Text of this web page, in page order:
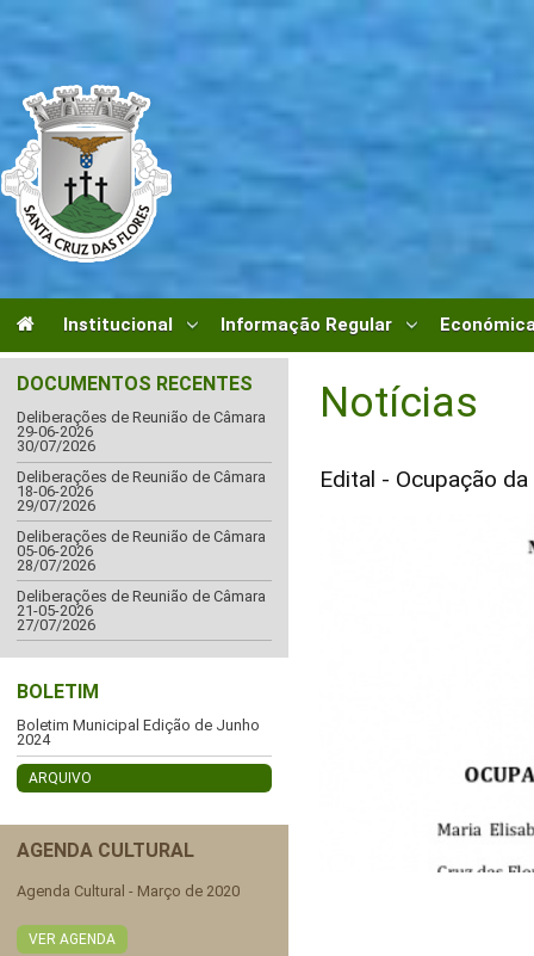
Institucional Informação Regular
DOCUMENTOS RECENTES
Deliberações de Reunião de Câmara
29-06-2026
30/07/2026
Deliberações de Reunião de Câmara
18-06-2026
29/07/2026
Deliberações de Reunião de Câmara
05-06-2026
28/07/2026
Deliberações de Reunião de Câmara
21-05-2026
27/07/2026
BOLETIM
Boletim Municipal Edição de Junho
2024
ARQUIVO
AGENDA CULTURAL
Agenda Cultural - Março de 2020
VER AGENDA
Notícias
Edital - Ocupação